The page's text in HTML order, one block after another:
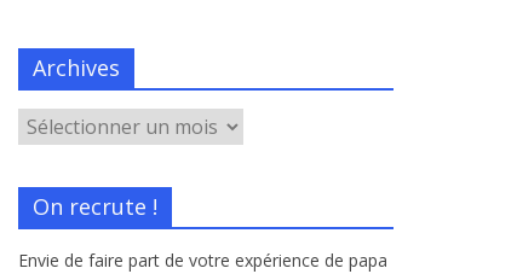
Archives
On recrute !
Envie de faire part de votre expérience de papa